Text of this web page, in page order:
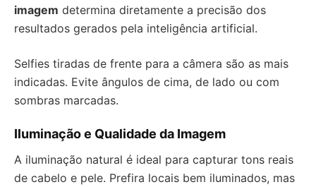
imagem determina diretamente a precisão dos
resultados gerados pela inteligência artificial.
Selfies tiradas de frente para a câmera são as mais
indicadas. Evite ângulos de cima, de lado ou com
sombras marcadas.
Iluminação e Qualidade da Imagem
A iluminação natural é ideal para capturar tons reais
de cabelo e pele. Prefira locais bem iluminados, mas